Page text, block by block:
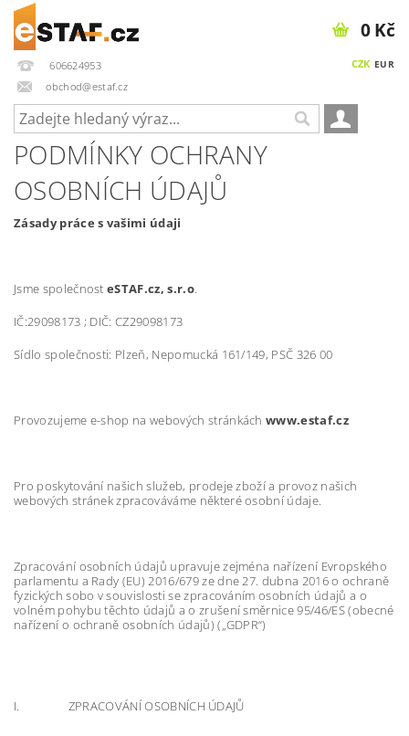
606624953
obchod@estaf.cz
CZK EUR
0 Kč
PODMÍNKY OCHRANY
OSOBNÍCH ÚDAJŮ
Zásady práce s vašimi údaji
Jsme společnosteSTAF.cz, s.r.o.
IČ:29098173 ; DIČ: CZ29098173
Sídlo společnosti: Plzeň, Nepomucká 161/149, PSČ 326 00
Provozujeme e-shop na webových stránkáchwww.estaf.cz
Pro poskytování našich služeb, prodeje zboží a provoz našich
webových stránek zpracováváme některé osobní údaje.
Zpracování osobních údajů upravuje zejména nařízení Evropského
parlamentu a Rady (EU) 2016/679 ze dne 27. dubna 2016 o ochraně
fyzických sobo v souvislosti se zpracováním osobních údajů a o
volném pohybu těchto údajů a o zrušení směrnice 95/46/ES (obecné
nařízení o ochraně osobních údajů) („GDPR“)
I. ZPRACOVÁNÍ OSOBNÍCH ÚDAJŮ